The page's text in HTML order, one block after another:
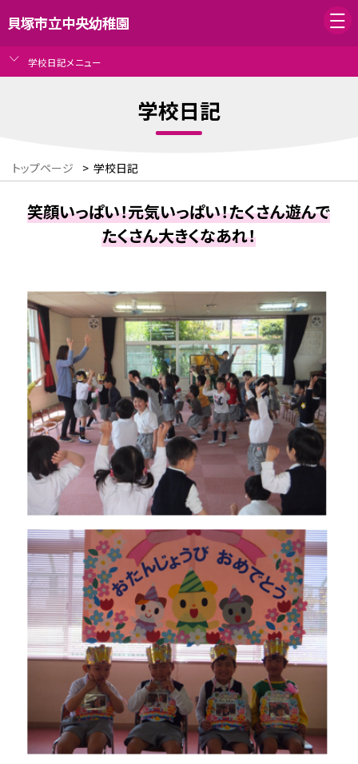
貝塚市立中央幼稚園
学校日記メニュー
学校日記
トップページ > 学校日記
笑顔いっぱい！元気いっぱい！たくさん遊んで
たくさん大きくなあれ！